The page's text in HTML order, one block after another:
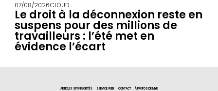
07/08/2026CLOUD
Le droit à la déconnexion reste en
suspens pour des millions de
travailleurs : l’été met en
évidence l’écart
ARTICLES SPONSORITÉS SERVICE WEB CONTACT À PROPOS DE MYR